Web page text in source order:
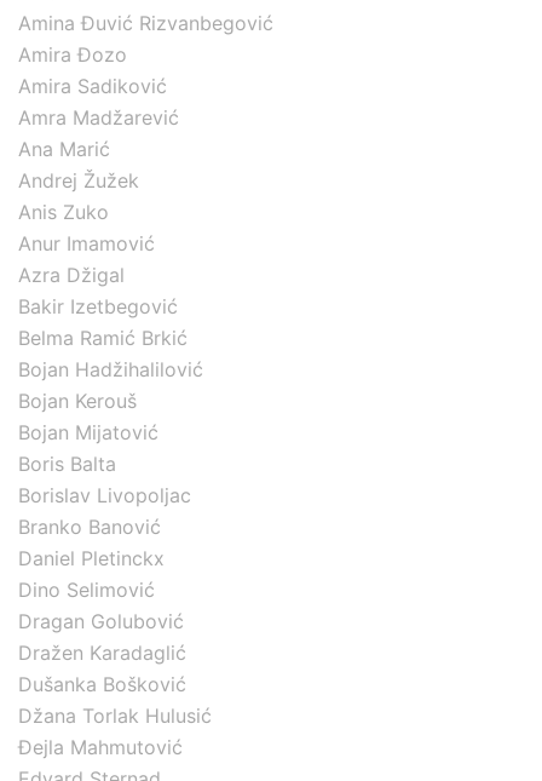
Amina Đuvić Rizvanbegović
Amira Đozo
Amira Sadiković
Amra Madžarević
Ana Marić
Andrej Žužek
Anis Zuko
Anur Imamović
Azra Džigal
Bakir Izetbegović
Belma Ramić Brkić
Bojan Hadžihalilović
Bojan Kerouš
Bojan Mijatović
Boris Balta
Borislav Livopoljac
Branko Banović
Daniel Pletinckx
Dino Selimović
Dragan Golubović
Dražen Karadaglić
Dušanka Bošković
Džana Torlak Hulusić
Đejla Mahmutović